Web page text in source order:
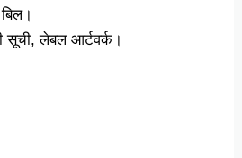
सूची, लेबल आर्टवर्क।